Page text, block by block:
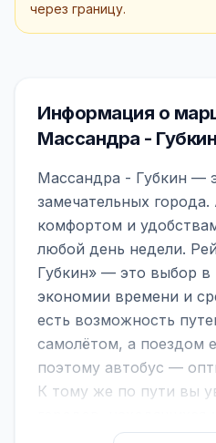
через границу.
Информация о
Массандра - Губкин
Массандра - Губкин —
замечательных города.
комфортом и
любой день недели.
Губкин» — это выбор в
экономии времени и
есть возможность
самолётом, а поездом
поэтому автобус —
К тому же по пути вы